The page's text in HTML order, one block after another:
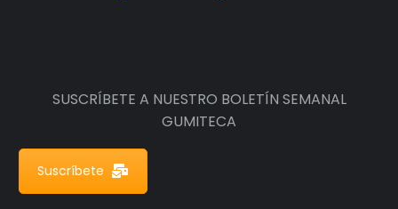
SUSCRÍBETE A NUESTRO BOLETÍN SEMANAL
GUMITECA
Suscríbete